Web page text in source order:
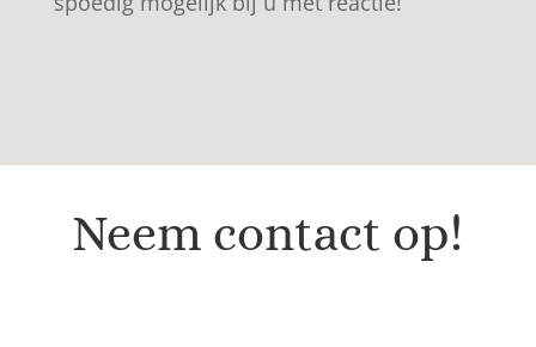
Neem contact op!